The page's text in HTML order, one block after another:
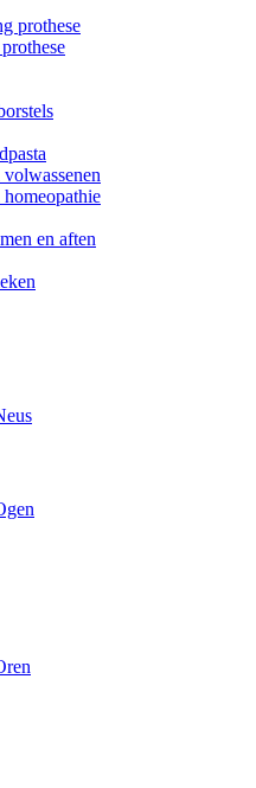
prothese
volwassenen
homeopathie
en aften